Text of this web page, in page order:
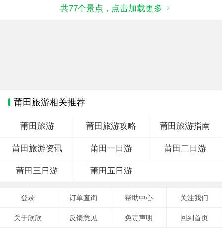
共77个景点，点击加载更多
莆田旅游相关推荐
莆田旅游 莆田旅游攻略 莆田旅游指南
莆田旅游资讯 莆田一日游 莆田二日游
莆田三日游 莆田五日游
登录 订单查询 帮助中心 关注我们
关于欣欣 反馈意见 免责声明 回到首页